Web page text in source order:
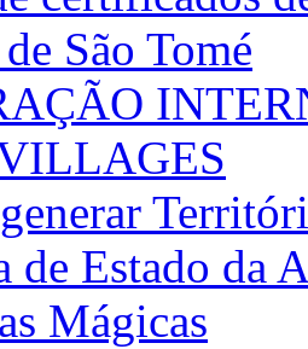
São Tomé
de Estado da
Mágicas